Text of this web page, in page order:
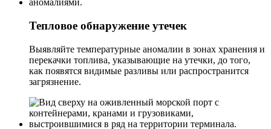
Тепловое обнаружение утечек
Выявляйте температурные аномалии в зонах хранения и
перекачки топлива, указывающие на утечки, до того,
как появятся видимые разливы или распространится
загрязнение.